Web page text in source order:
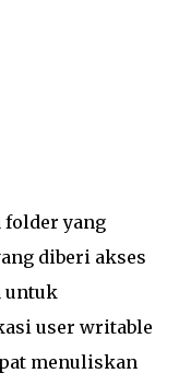
folder yang
diberi akses
untuk
user writable
menuliskan